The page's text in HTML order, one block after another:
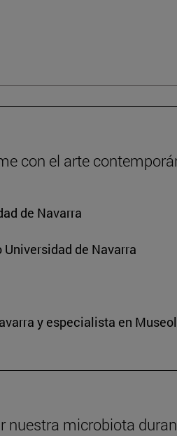
con el arte
de Navarra
de Navarra
y especialista en
nuestra microbiota